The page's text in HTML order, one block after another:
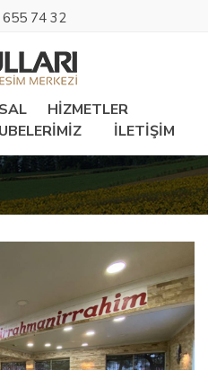
74 32
HİZMETLER
İLETİŞİM